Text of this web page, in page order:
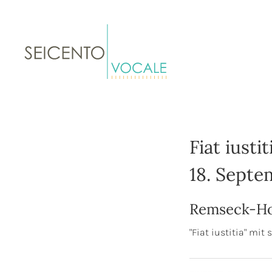
SEICENTO VOCALE
Fiat
18.
Remseck-
"Fiat iustitia" mit